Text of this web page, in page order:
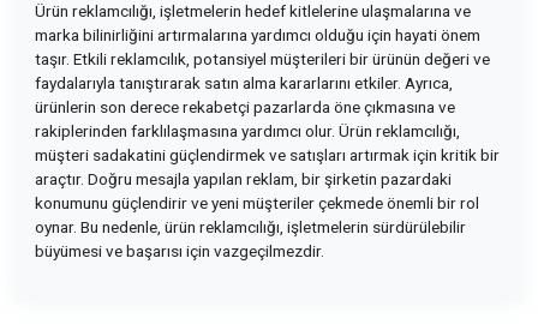
Ürün reklamcılığı, işletmelerin hedef kitlelerine ulaşmalarına ve
marka bilinirliğini artırmalarına yardımcı olduğu için hayati önem
taşır. Etkili reklamcılık, potansiyel müşterileri bir ürünün değeri ve
faydalarıyla tanıştırarak satın alma kararlarını etkiler. Ayrıca,
ürünlerin son derece rekabetçi pazarlarda öne çıkmasına ve
rakiplerinden farklılaşmasına yardımcı olur. Ürün reklamcılığı,
müşteri sadakatini güçlendirmek ve satışları artırmak için kritik bir
araçtır. Doğru mesajla yapılan reklam, bir şirketin pazardaki
konumunu güçlendirir ve yeni müşteriler çekmede önemli bir rol
oynar. Bu nedenle, ürün reklamcılığı, işletmelerin sürdürülebilir
büyümesi ve başarısı için vazgeçilmezdir.